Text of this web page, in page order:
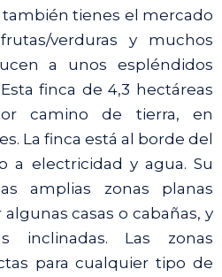
tienes el mercado
verduras y muchos
a unos espléndidos
finca de 4,3 hectáreas
camino de tierra, en
La finca está al borde del
a electricidad y agua. Su
amplias zonas planas
casas o cabañas, y
inclinadas. Las zonas
para cualquier tipo de